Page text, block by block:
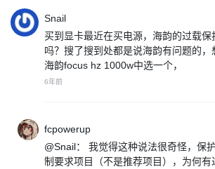
Snail
买到显卡最近在买电源，海韵的过载
吗？搜了搜到处都是说海韵有问题的
海韵focus hz 1000w中选一个，
6年前
fcpowerup
@Snail：
我觉得这种说法很奇怪，保
制要求项目（不是推荐项目），为何